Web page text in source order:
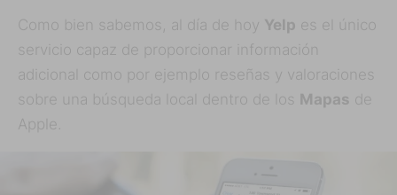
Como bien sabemos, al día de hoy Yelp es el único
servicio capaz de proporcionar información
adicional como por ejemplo reseñas y valoraciones
sobre una búsqueda local dentro de los Mapas de
Apple.